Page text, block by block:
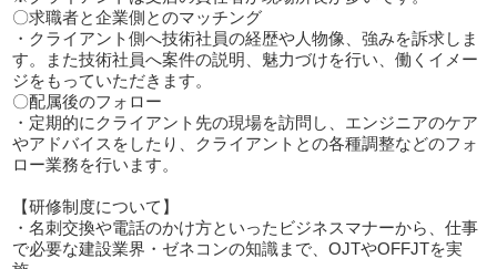
〇求職者と企業側とのマッチング
・クライアント側へ技術社員の経歴や人物像、強みを訴求しま
す。また技術社員へ案件の説明、魅力づけを行い、働くイメー
ジをもっていただきます。
〇配属後のフォロー
・定期的にクライアント先の現場を訪問し、エンジニアのケア
やアドバイスをしたり、クライアントとの各種調整などのフォ
ロー業務を行います。
【研修制度について】
・名刺交換や電話のかけ方といったビジネスマナーから、仕事
で必要な建設業界・ゼネコンの知識まで、OJTやOFFJTを実